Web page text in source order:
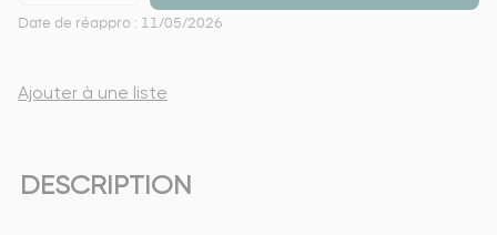
Date de réappro : 11/05/2026
Ajouter à une liste
DESCRIPTION